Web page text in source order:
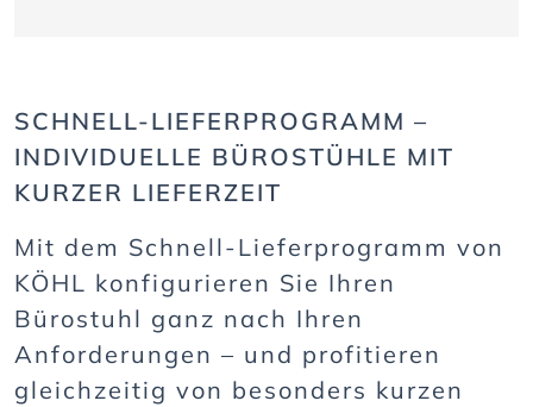
SCHNELL-LIEFERPROGRAMM –
INDIVIDUELLE BÜROSTÜHLE MIT
KURZER LIEFERZEIT
Mit dem Schnell-Lieferprogramm von
KÖHL konfigurieren Sie Ihren
Bürostuhl ganz nach Ihren
Anforderungen – und profitieren
gleichzeitig von besonders kurzen